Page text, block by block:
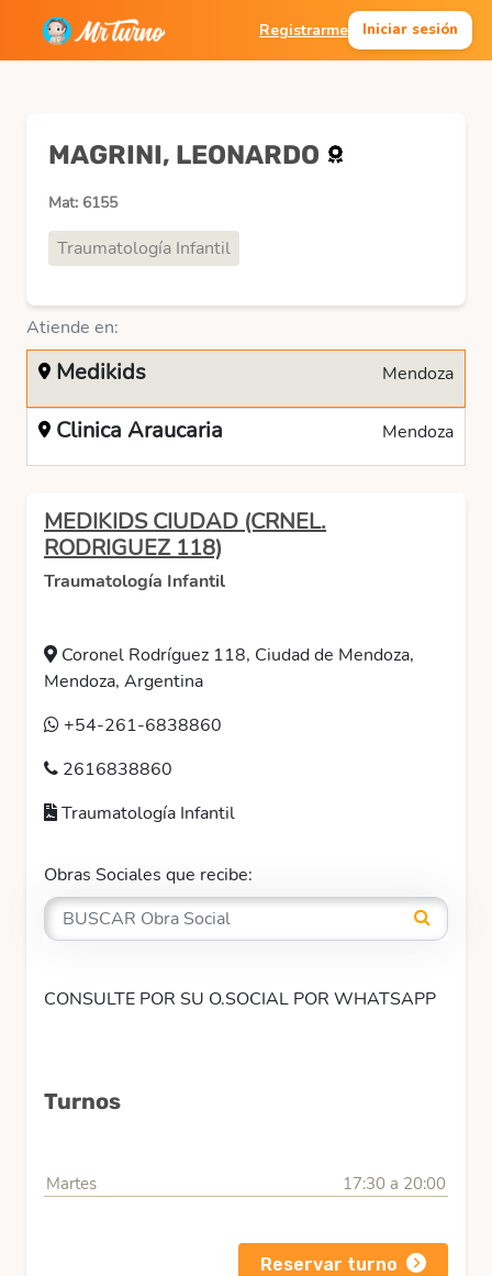
Registrarme Iniciar sesión
MAGRINI, LEONARDO
Mat: 6155
Traumatología Infantil
Atiende en:
Medikids Mendoza
Clinica Araucaria Mendoza
MEDIKIDS CIUDAD (CRNEL.
RODRIGUEZ 118)
Traumatología Infantil
Coronel Rodríguez 118, Ciudad de Mendoza,
Mendoza, Argentina
+54-261-6838860
2616838860
Traumatología Infantil
Obras Sociales que recibe:
CONSULTE POR SU O.SOCIAL POR WHATSAPP
Turnos
Martes 17:30 a 20:00
Reservar turno